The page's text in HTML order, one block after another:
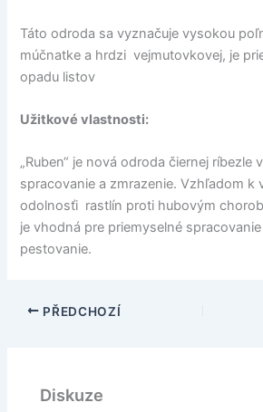
Táto odroda sa vyznačuje vysokou
múčnatke a hrdzi vejmutovkovej, je
opadu listov
Užitkové vlastnosti:
„Ruben“ je nová odroda čiernej ríbezle
spracovanie a zmrazenie. Vzhľadom k
odolnosťi rastlín proti hubovým
je vhodná pre priemyselné
pestovanie.
PŘEDCHOZÍ
Diskuze